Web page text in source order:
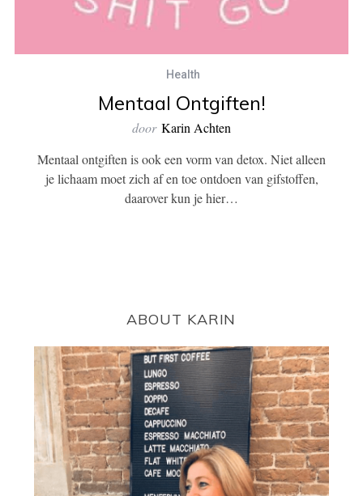
Health
Mentaal Ontgiften!
door Karin Achten
Mentaal ontgiften is ook een vorm van detox. Niet alleen
je lichaam moet zich af en toe ontdoen van gifstoffen,
daarover kun je hier…
ABOUT KARIN